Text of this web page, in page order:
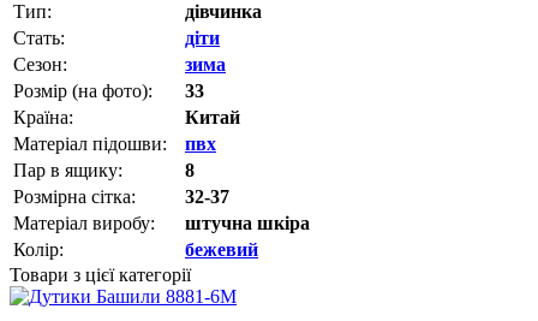
Тип:
дівчинка
Стать:
діти
Сезон:
зима
Розмір (на фото):
33
Країна:
Китай
Матеріал підошви:
пвх
Пар в ящику:
8
Розмірна сітка:
32-37
Матеріал виробу:
штучна шкіра
Колір:
бежевий
Товари з цієї категорії